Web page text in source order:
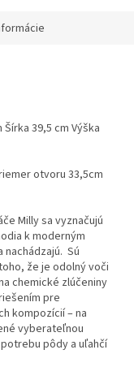
39,5 cm Výška
otvoru 33,5cm
Milly sa vyznačujú
k moderným
Sú
že je odolný voči
chemické zlúčeniny
pre
kompozícií – na
vyberateľnou
pôdy a uľahčí